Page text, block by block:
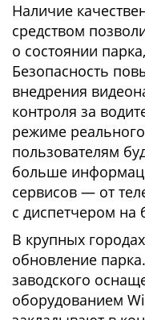
Наличие
средством
о состоянии
Безопасность
внедрения
контроля за
режиме
пользователям
больше
сервисов — от
с диспетчером на
В крупных
обновление
заводского
оборудованием